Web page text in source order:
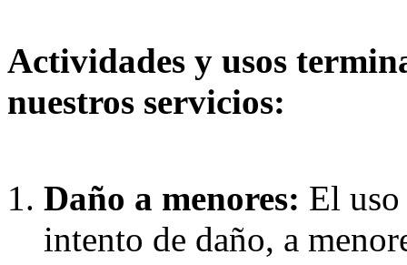
Actividades y usos
nuestros servicios:
Daño a menores: El
intento de daño, a